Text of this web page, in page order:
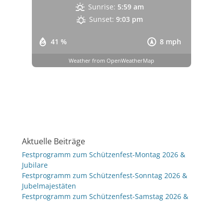
41 % 8 mph
Sunrise: 5:59 am
Sunset: 9:03 pm
Weather from OpenWeatherMap
Aktuelle Beiträge
Festprogramm zum Schützenfest-Montag 2026 &
Jubilare
Festprogramm zum Schützenfest-Sonntag 2026 &
Jubelmajestäten
Festprogramm zum Schützenfest-Samstag 2026 &